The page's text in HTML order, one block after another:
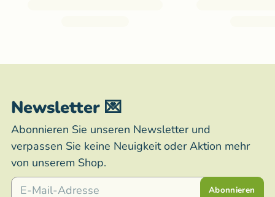
Newsletter 💌
Abonnieren Sie unseren Newsletter und
verpassen Sie keine Neuigkeit oder Aktion mehr
von unserem Shop.
E-Mail
Abonnieren